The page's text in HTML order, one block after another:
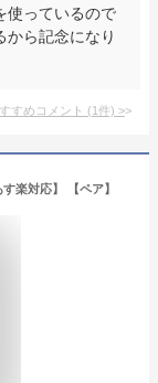
使っているので
から記念になり
すめコメント (1件) >
楽対応】 【ペア】